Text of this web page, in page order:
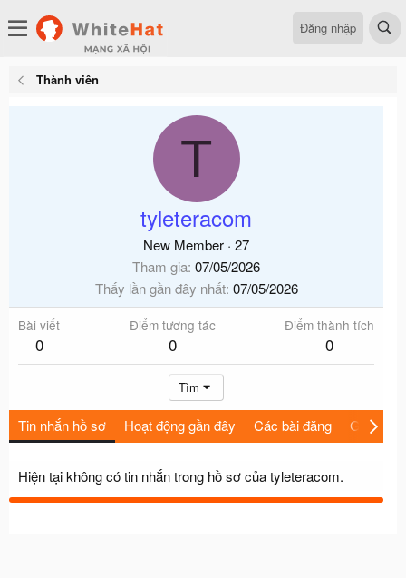
Đăng nhập
Thành viên
T
tyleteracom
New Member · 27
Tham gia 07/05/2026
Thấy lần gần đây nhất 07/05/2026
Bài viết
0
Điểm tương tác
0
Điểm thành tích
0
Tìm
Tin nhắn hồ sơ Hoạt động gần đây Các bài đăng Giới thiệu
Hiện tại không có tin nhắn trong hồ sơ của tyleteracom.